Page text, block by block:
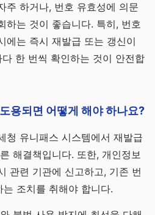
주 하거나, 번호 유효성에 의문
하는 것이 좋습니다. 특히, 번호
에는 즉시 재발급 또는 갱신이
한 번씩 확인하는 것이 안전합
용되면 어떻게 해야 하나요?
청 유니패스 시스템에서 재발급
해결책입니다. 또한, 개인정보
관련 기관에 신고하고, 기존 번
조치를 취해야 합니다.